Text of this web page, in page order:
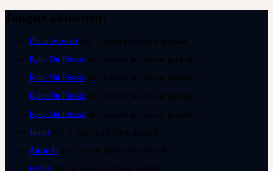
Pieter Mostert
Ryno Du Plessis
Ryno Du Plessis
Ryno Du Plessis
Ryno Du Plessis
Juanri
Amanda
HENN